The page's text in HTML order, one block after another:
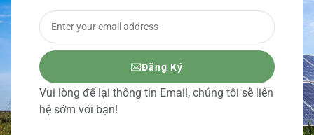
Đăng Ký
Vui lòng để lại thông tin Email, chúng tôi sẽ liên
hệ sớm với bạn!